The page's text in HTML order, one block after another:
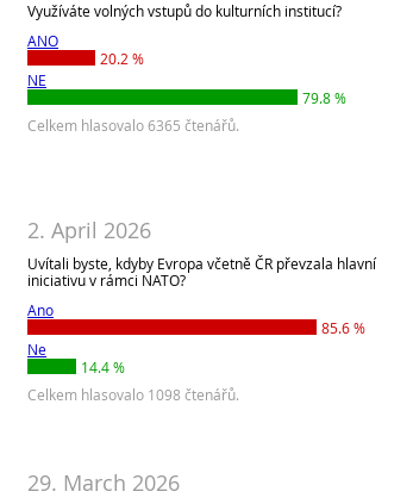
Využíváte volných vstupů do kulturních institucí?
ANO
20.2 %
NE
79.8 %
Celkem hlasovalo 6365 čtenářů.
2. April 2026
Uvítali byste, kdyby Evropa včetně ČR převzala hlavní
iniciativu v rámci NATO?
Ano
85.6 %
Ne
14.4 %
Celkem hlasovalo 1098 čtenářů.
29. March 2026